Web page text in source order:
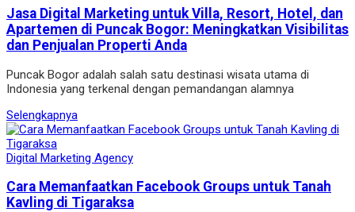
Jasa Digital Marketing untuk Villa, Resort, Hotel, dan
Apartemen di Puncak Bogor: Meningkatkan Visibilitas
dan Penjualan Properti Anda
Puncak Bogor adalah salah satu destinasi wisata utama di
Indonesia yang terkenal dengan pemandangan alamnya
Selengkapnya
Digital Marketing Agency
Cara Memanfaatkan Facebook Groups untuk Tanah
Kavling di Tigaraksa